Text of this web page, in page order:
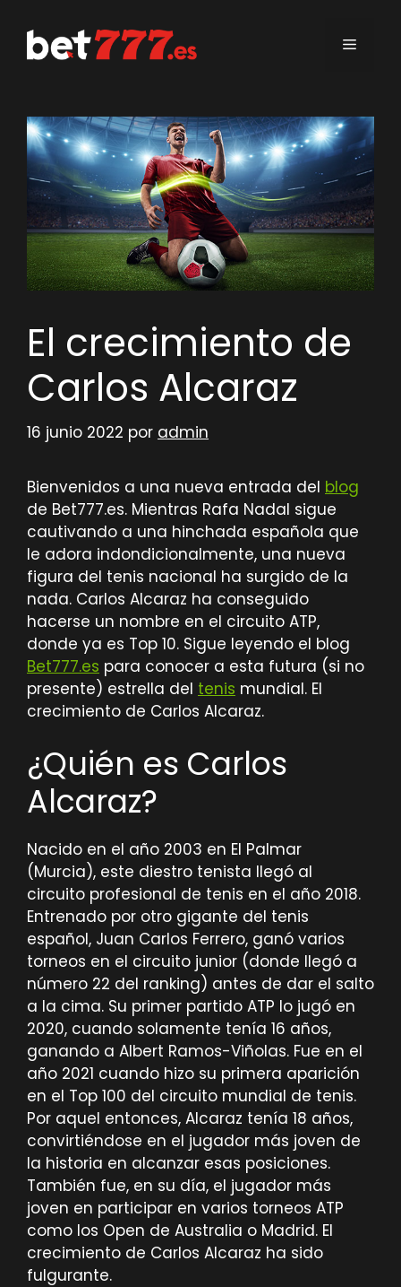
contenido
Menú
El crecimiento de
Carlos Alcaraz
16 junio 2022 por admin
Bienvenidos a una nueva entrada del blog
de Bet777.es. Mientras Rafa Nadal sigue
cautivando a una hinchada española que
le adora indondicionalmente, una nueva
figura del tenis nacional ha surgido de la
nada. Carlos Alcaraz ha conseguido
hacerse un nombre en el circuito ATP,
donde ya es Top 10. Sigue leyendo el blog
Bet777.es para conocer a esta futura (si no
presente) estrella del tenis mundial. El
crecimiento de Carlos Alcaraz.
¿Quién es Carlos
Alcaraz?
Nacido en el año 2003 en El Palmar
(Murcia), este diestro tenista llegó al
circuito profesional de tenis en el año 2018.
Entrenado por otro gigante del tenis
español, Juan Carlos Ferrero, ganó varios
torneos en el circuito junior (donde llegó a
número 22 del ranking) antes de dar el salto
a la cima. Su primer partido ATP lo jugó en
2020, cuando solamente tenía 16 años,
ganando a Albert Ramos-Viñolas. Fue en el
año 2021 cuando hizo su primera aparición
en el Top 100 del circuito mundial de tenis.
Por aquel entonces, Alcaraz tenía 18 años,
convirtiéndose en el jugador más joven de
la historia en alcanzar esas posiciones.
También fue, en su día, el jugador más
joven en participar en varios torneos ATP
como los Open de Australia o Madrid. El
crecimiento de Carlos Alcaraz ha sido
fulgurante.